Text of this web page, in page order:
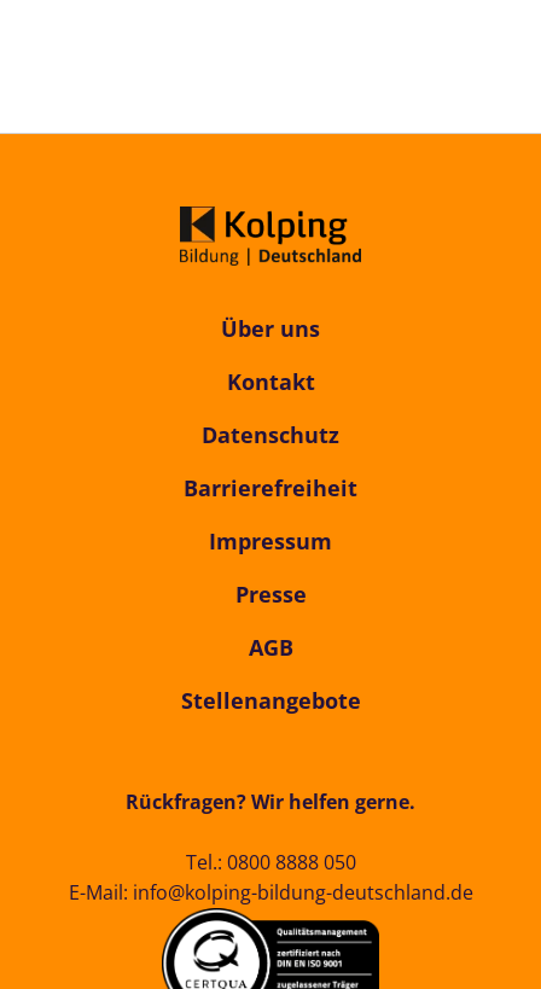
Über uns
Kontakt
Datenschutz
Barrierefreiheit
Impressum
Presse
AGB
Stellenangebote
Rückfragen? Wir helfen gerne.
Tel.: 0800 8888 050
E-Mail: info@kolping-bildung-deutschland.de